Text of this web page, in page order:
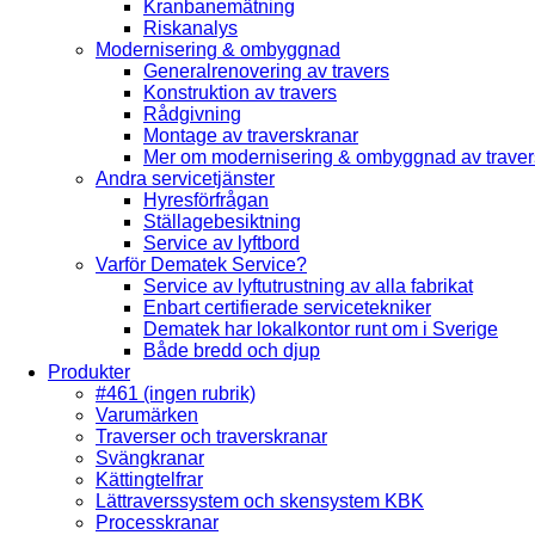
Kranbanemätning
Riskanalys
Modernisering & ombyggnad
Generalrenovering av travers
Konstruktion av travers
Rådgivning
Montage av traverskranar
Mer om modernisering & ombyggnad av
Andra servicetjänster
Hyresförfrågan
Ställagebesiktning
Service av lyftbord
Varför Dematek Service?
Service av lyftutrustning av alla fabrikat
Enbart certifierade servicetekniker
Dematek har lokalkontor runt om i Sverige
Både bredd och djup
Produkter
#461 (ingen rubrik)
Varumärken
Traverser och traverskranar
Svängkranar
Kättingtelfrar
Lättraverssystem och skensystem KBK
Processkranar